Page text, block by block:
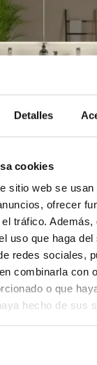
Detalles
cookies
sitio web se
ofrecer
tráfico. Además,
uso que haga del
redes sociales,
combinarla con
o que
hecho de sus
baño Salgar
con doble
−31%